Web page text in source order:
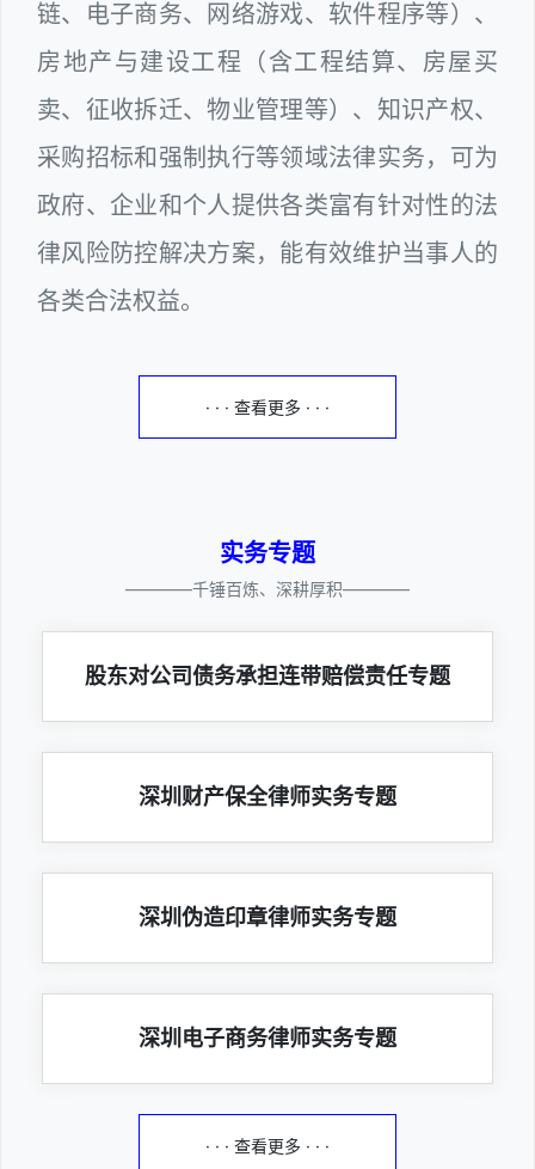
链、电子商务、网络游戏、软件程序等）、
房地产与建设工程（含工程结算、房屋买
卖、征收拆迁、物业管理等）、知识产权、
采购招标和强制执行等领域法律实务，可为
政府、企业和个人提供各类富有针对性的法
律风险防控解决方案，能有效维护当事人的
各类合法权益。
· · · 查看更多 · · ·
实务专题
————千锤百炼、深耕厚积————
股东对公司债务承担连带赔偿责任专题
深圳财产保全律师实务专题
深圳伪造印章律师实务专题
深圳电子商务律师实务专题
· · · 查看更多 · · ·